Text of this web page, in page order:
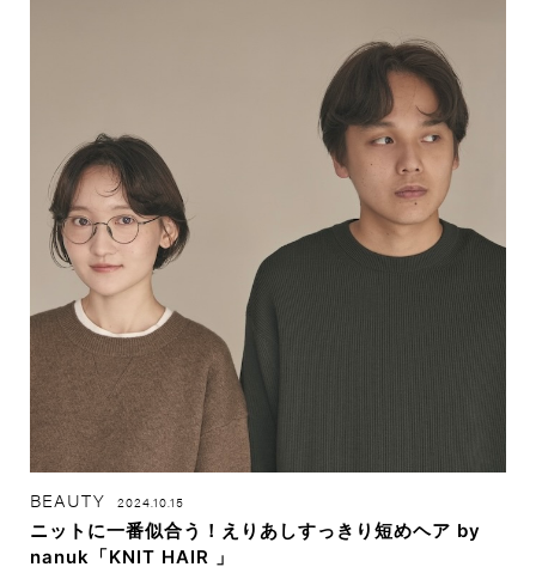
BEAUTY 2024.10.15
ニットに一番似合う！えりあしすっきり短めヘア by
nanuk「KNIT HAIR 」